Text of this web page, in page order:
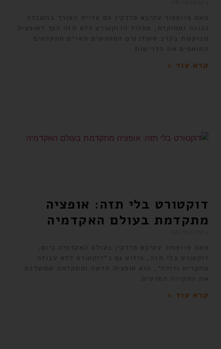
מאת פרופסור עקיבא פרדקין עם עליית הצורך בהשכלה
גבוהה וממוקדת, מסלול הדוקטורט ללא תזה הפך לאופציה
מבוקשת בקרב סטודנטים המחפשים תארים מתקדמים
התואמים את הדרישות
קרא עוד »
דוקטורט בלי תזה: אופציה
מתקדמת בעולם האקדמיה
מאת פרופסור עקיבא פרדקין בעולם האקדמיה כיום,
דוקטורט בלי תזה, הידוע גם כ"דוקטורט ללא עבודה
מחקרית גדולה", הוא אופציה חדשה ומתקדמת שמשלבת
את החקירה המדעית
קרא עוד »